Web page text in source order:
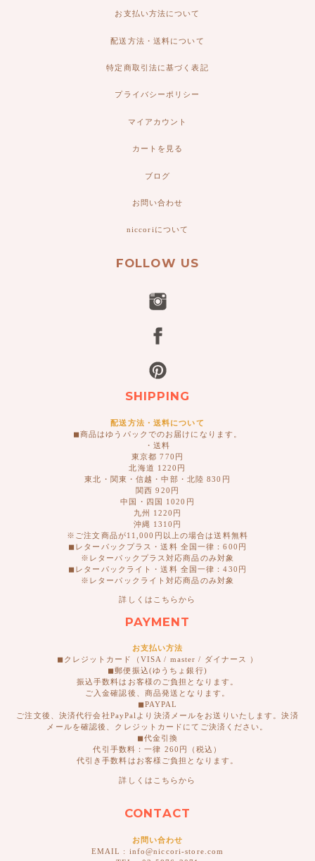
お支払い方法について
配送方法・送料について
特定商取引法に基づく表記
プライバシーポリシー
マイアカウント
カートを見る
ブログ
お問い合わせ
niccoriについて
FOLLOW US
SHIPPING
配送方法・送料について
◼︎商品はゆうパックでのお届けになります。
・送料
東京都 770円
北海道 1220円
東北・関東・信越・中部・北陸 830円
関西 920円
中国・四国 1020円
九州 1220円
沖縄 1310円
※ご注文商品が11,000円以上の場合は送料無料
◼︎レターパックプラス・送料 全国一律：600円
※レターパックプラス対応商品のみ対象
◼︎レターパックライト・送料 全国一律：430円
※レターパックライト対応商品のみ対象
詳しくはこちらから
PAYMENT
お支払い方法
◼︎クレジットカード（VISA / master / ダイナース ）
◼︎郵便振込(ゆうちょ銀行)
振込手数料はお客様のご負担となります。
ご入金確認後、商品発送となります。
◼︎PAYPAL
ご注文後、決済代行会社PayPalより決済メールをお送りいたします。決済
メールを確認後、クレジットカードにてご決済ください。
◼︎代金引換
代引手数料：一律 260円（税込）
代引き手数料はお客様ご負担となります。
詳しくはこちらから
CONTACT
お問い合わせ
EMAIL : info@niccori-store.com